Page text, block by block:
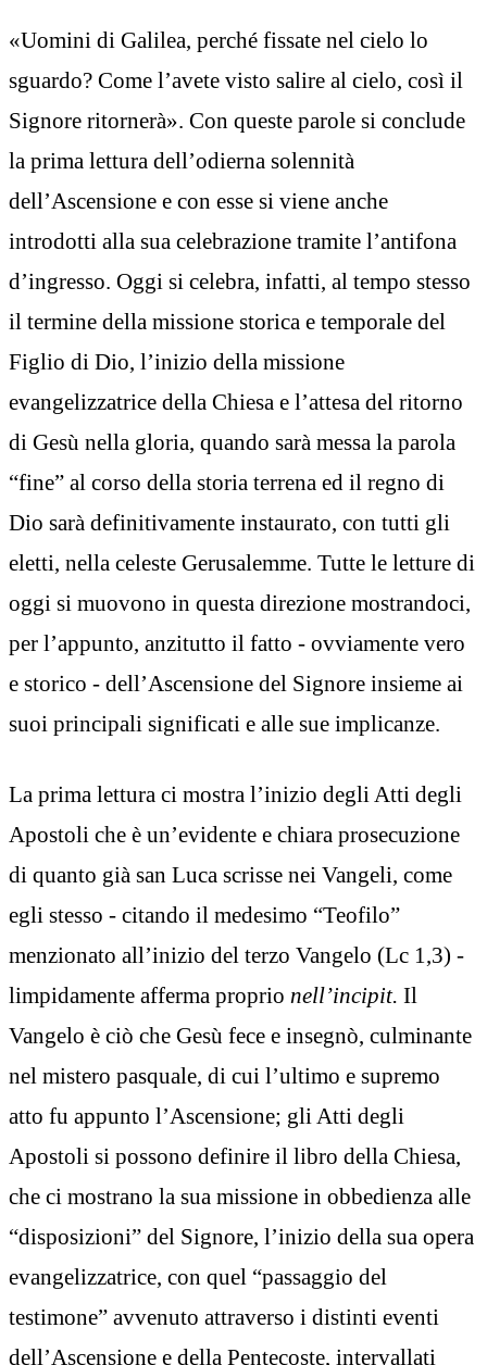
«Uomini di Galilea, perché fissate nel cielo lo
sguardo? Come l’avete visto salire al cielo, così il
Signore ritornerà». Con queste parole si conclude
la prima lettura dell’odierna solennità
dell’Ascensione e con esse si viene anche
introdotti alla sua celebrazione tramite l’antifona
d’ingresso. Oggi si celebra, infatti, al tempo stesso
il termine della missione storica e temporale del
Figlio di Dio, l’inizio della missione
evangelizzatrice della Chiesa e l’attesa del ritorno
di Gesù nella gloria, quando sarà messa la parola
“fine” al corso della storia terrena ed il regno di
Dio sarà definitivamente instaurato, con tutti gli
eletti, nella celeste Gerusalemme. Tutte le letture di
oggi si muovono in questa direzione mostrandoci,
per l’appunto, anzitutto il fatto - ovviamente vero
e storico - dell’Ascensione del Signore insieme ai
suoi principali significati e alle sue implicanze.
La prima lettura ci mostra l’inizio degli Atti degli
Apostoli che è un’evidente e chiara prosecuzione
di quanto già san Luca scrisse nei Vangeli, come
egli stesso - citando il medesimo “Teofilo”
menzionato all’inizio del terzo Vangelo (Lc 1,3) -
limpidamente afferma proprio nell’incipit. Il
Vangelo è ciò che Gesù fece e insegnò, culminante
nel mistero pasquale, di cui l’ultimo e supremo
atto fu appunto l’Ascensione; gli Atti degli
Apostoli si possono definire il libro della Chiesa,
che ci mostrano la sua missione in obbedienza alle
“disposizioni” del Signore, l’inizio della sua opera
evangelizzatrice, con quel “passaggio del
testimone” avvenuto attraverso i distinti eventi
dell’Ascensione e della Pentecoste, intervallati